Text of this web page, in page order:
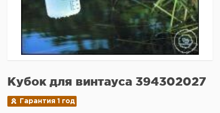
Кубок для винтауса 394302027
Гарантия 1 год